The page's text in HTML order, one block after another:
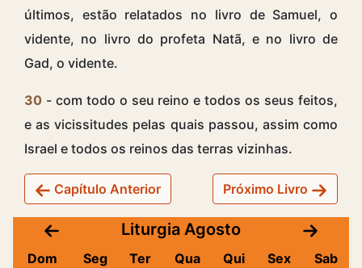
últimos, estão relatados no livro de Samuel, o
vidente, no livro do profeta Natã, e no livro de
Gad, o vidente.
30 - com todo o seu reino e todos os seus feitos,
e as vicissitudes pelas quais passou, assim como
Israel e todos os reinos das terras vizinhas.
Capítulo Anterior Próximo Livro
Liturgia Agosto
Dom Seg Ter Qua Qui Sex
Sab